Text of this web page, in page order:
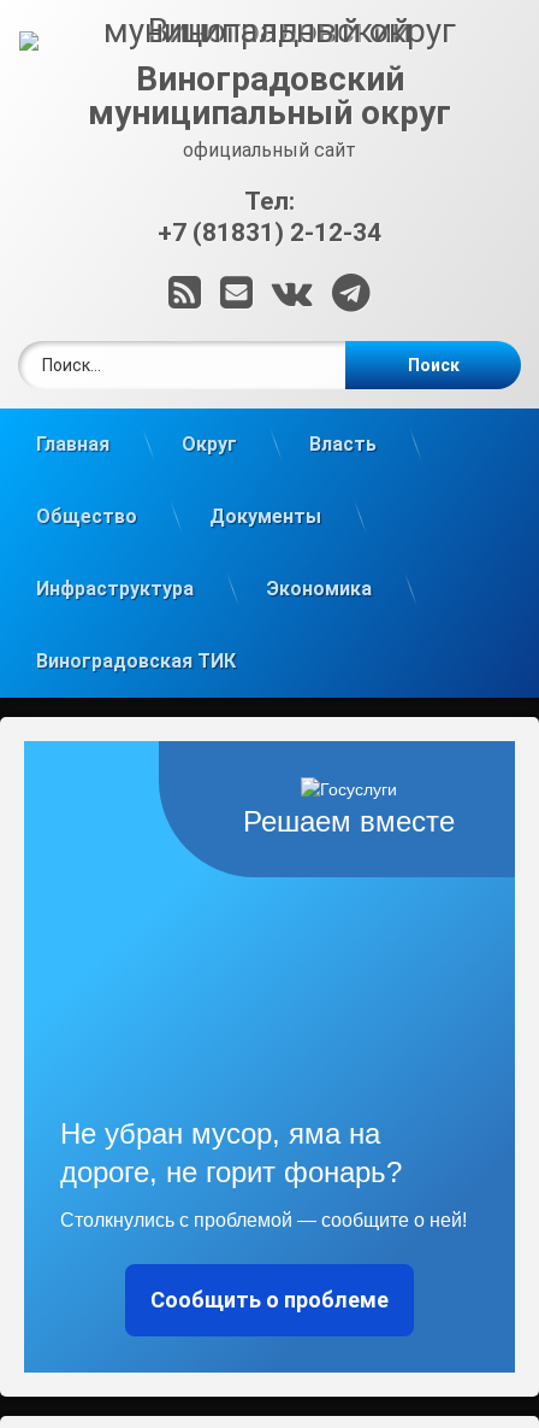
Виноградовский
муниципальный округ
официальный сайт
Тел:
+7 (81831) 2-12-34
RSSE-mailВКонтакте
Telegram
Главная Округ Власть
Общество Документы
Инфраструктура Экономика
Виноградовская ТИК
Решаем вместе
Не убран мусор, яма на
дороге, не горит фонарь?
Столкнулись с проблемой — сообщите о ней!
Сообщить о проблеме